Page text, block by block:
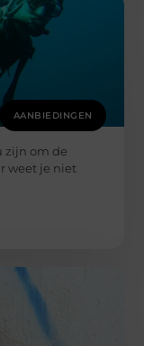
AANBIEDINGEN
zijn om de
weet je niet